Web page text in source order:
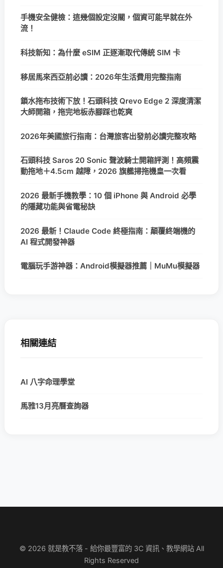
手機安全健檢：這幾個設定沒關，個資可能早就在外
流！
科技新知：為什麼 eSIM 正逐漸取代傳統 SIM 卡
移居馬來西亞前必讀：2026年生活費用完整指南
鎖水拖布技術下放！石頭科技 Qrevo Edge 2 深度清潔
大師開箱，拖完地板赤腳踩也乾爽
2026年美國旅行指南：台灣旅客出發前必讀完整攻略
石頭科技 Saros 20 Sonic 聲波騎士開箱評測！高頻震
動拖地＋4.5cm 越障，2026 旗艦掃拖機皇一次看
2026 最新手機教學：10 個 iPhone 與 Android 必學
的隱藏功能與省電秘訣
2026 最新！Claude Code 終極指南：顛覆終端機的
AI 程式開發神器
電腦玩手游神器：Android模擬器推薦｜MuMu模擬器
相關連結
AI 八字命理學堂
馬雅13月亮曆查詢器
© 2026 就是教不落 - 給你最豐富的 3C 資訊、教學網站 All
Rights Reserved